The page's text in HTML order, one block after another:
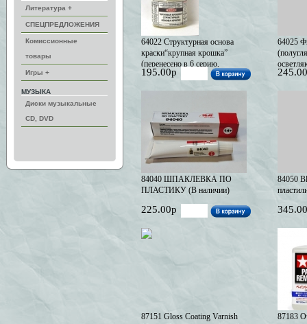
Литература +
СПЕЦПРЕДЛОЖЕНИЯ
Комиссионные
товары
Игры +
МУЗЫКА
Диски музыкальные
CD, DVD
64022 Структурная основа
краски“крупная крошка”
(перенесено в 6 серию,
поскольку разбавляется 64001)
195.00р
64025
84040 ШПАКЛЕВКА ПО
ПЛАСТИКУ (В наличии)
225.00р
84050
87151 Gloss Coating Varnish
87183